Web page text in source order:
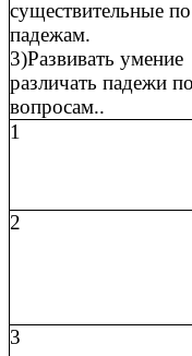
существительные по
падежам.
3)Развивать умение
различать падежи по
вопросам..
1
2
3